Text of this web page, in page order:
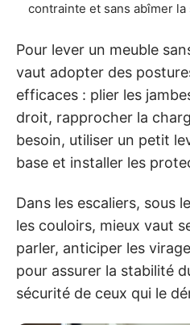
contrainte et sans abîmer la
Pour lever un meuble
vaut adopter des
efficaces : plier les
droit, rapprocher la
besoin, utiliser un petit
base et installer les
Dans les escaliers, sous
les couloirs, mieux vaut
parler, anticiper les
pour assurer la stabilité
sécurité de ceux qui le